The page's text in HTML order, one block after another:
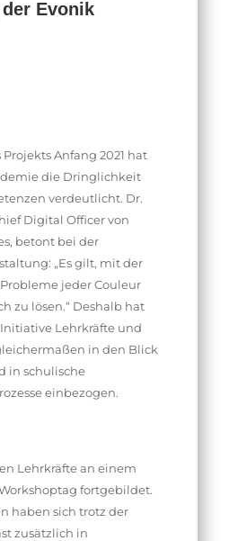
Evonik
Anfang 2021 hat
die Dringlichkeit
verdeutlicht. Dr.
Digital Officer von
betont bei der
„Es gilt, mit der
jeder Couleur
zu lösen.“ Deshalb hat
Lehrkräfte und
in den Blick
in schulische
einbezogen.
Lehrkräfte an einem
fortgebildet.
haben sich trotz der
zusätzlich in